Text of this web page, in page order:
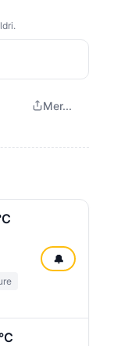
Mer...
🔔